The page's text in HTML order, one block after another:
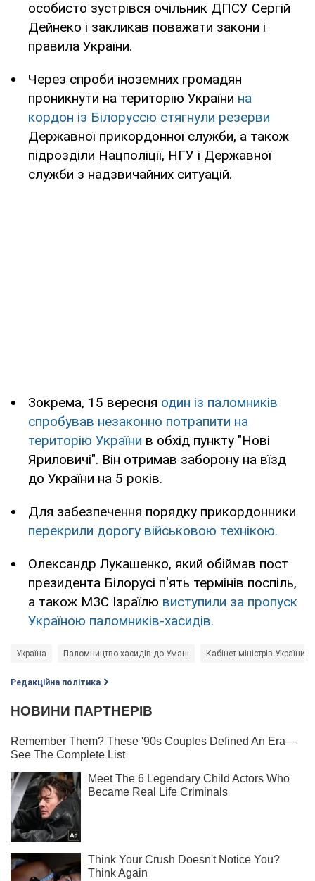
особисто зустрівся очільник ДПСУ Сергій
Дейнеко і закликав поважати закони і
правила України.
Через спроби іноземних громадян
проникнути на територію України на
кордон із Білоруссю стягнули резерви
Державної прикордонної служби, а також
підрозділи Нацполіції, НГУ і Державної
служби з надзвичайних ситуацій.
Зокрема, 15 вересня один із паломників
спробував незаконно потрапити на
територію України в обхід пункту "Нові
Яриловичі". Він отримав заборону на вїзд
до України на 5 років.
Для забезпечення порядку прикордонники
перекрили дорогу військовою технікою.
Олександр Лукашенко, який обіймав пост
президента Білорусі п'ять термінів поспіль,
а також МЗС Ізраїлю виступили за пропуск
Україною паломників-хасидів.
Україна Паломництво хасидів до Умані Кабінет міністрів України
Редакційна політика